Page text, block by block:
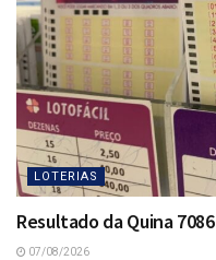
LOTERIAS
Resultado da Quina 7086
07/08/2026